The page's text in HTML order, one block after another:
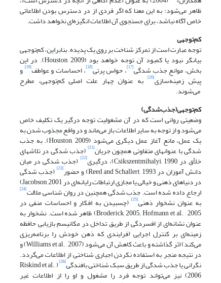
ظاهر می‌شود؛ به این معنا که اگر فردی از در دسترس بودن اطلاعاتی
خاص آگاه نباشد، برای جستجوی آن اطلاعات انگیزه‌ای نخواهد داشت.
کم‌توجهی
توجه عبارت است از تمرکز شناخت بر روی یک پدیده. بنابراین، کم‌توجهی
بیانگر نبود یا کمبود آن توجه خواهد بود (Houston, 2009). در این
بخش، موانعِ جذب شدگی[17] ، حواس پرتی[18] ، احساسات و عواطف[19] و
پیش زمینه‌سازی[20] به عنوان چهار علت اصلی کم‌توجهی، مطرح
می‌شوند.
کم‌توجهی(جذب‌شدگی)
وضعیتی روانی است که در آن مشغولیت توجه درگیر یک تکلیف خاص
می‌شود و از توجه به سایر اطلاعات باز می‌ماند و در واقع مجذوب شدن به
یک عمل، مانع آغاز عمل دیگری می‌شود (Houston, 2009). به جذب
شدگی با عنوانهای متفاوتی همچون جریان[21] (جذب شدگی در تلاشهای
خلاّق در Csikszentmihalyi, 1990)، درگیری [22] (جذب شدگی در میان
دانش آموزان در Reed and Schallert, 1993) و حضور [23] (جذب شدگی
در دنیاهای ذهنی و خیالی یا مجازی ارتباطات رایانه‌ای در Jacobson, 2001)
ارجاع داده شده است. جذب شدگی همچنین در روان شناسی ملالت[24]
به عنوان نشخوار ذهنی[25] (چسبیدن به افکار و احساسات منفی در
Broderick, 2005; Hofmann et al. , 2005) ظاهر شده است. نشخوار به
عنوان نشانه‌ای از افسردگی از طریق تداخل در مکانیسم بازیابی حافظه
زمینه‌ای بر کنترل اجرایی (فرایندی که ذهن خودش را برنامه‌ریزی
می‌کند) اثر گذاشته و باعث کاهش آن می‌شود (Williams et al. , 2007) و
در نتیجه منجر به استفاده نکردن اجباری شناختی از اطلاعات می‌گردد.
نگرانی یا جذب شدگی از طریق سبک شناختی بافندگی[26]
(Riskind et al. ,
2006) نیز می‌تواند توجه فرد را مشغول و او را از اطلاعات غیر